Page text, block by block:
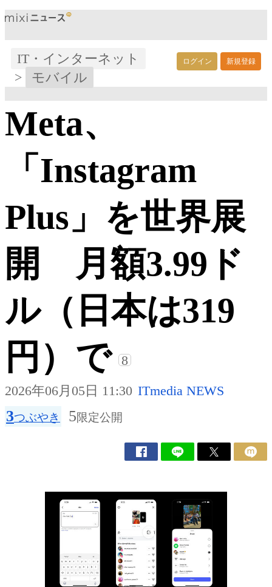
ログイン 新規登録
IT・インターネット
>
モバイル
Meta、
「Instagram
Plus」を世界展
開 月額3.99ド
ル（日本は319
円）で
8
2026年06月05日 11:30 ITmedia NEWS
3つぶやき 5限定公開